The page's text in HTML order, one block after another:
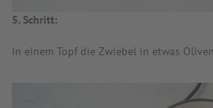
5. Schritt:
In einem Topf die Zwiebel in etwas